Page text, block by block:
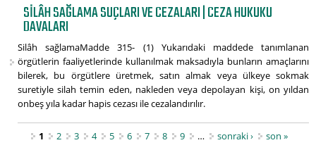
SILÂH SAĞLAMA SUÇLARI VE CEZALARI | CEZA HUKUKU
DAVALARI
Silâh sağlamaMadde 315- (1) Yukarıdaki maddede tanımlanan
örgütlerin faaliyetlerinde kullanılmak maksadıyla bunların amaçlarını
bilerek, bu örgütlere üretmek, satın almak veya ülkeye sokmak
suretiyle silah temin eden, nakleden veya depolayan kişi, on yıldan
onbeş yıla kadar hapis cezası ile cezalandırılır.
Sayfalar
1 2 3 4 5 6 7 8 9 … sonraki › son »